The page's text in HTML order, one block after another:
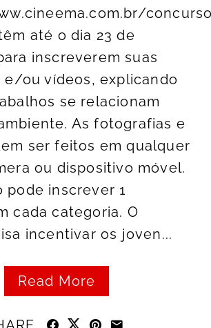
até o dia 23 de
inscreverem suas
ou vídeos, explicando
se relacionam
As fotografias e
ser feitos em qualquer
ou dispositivo móvel.
pode inscrever 1
cada categoria. O
incentivar os joven...
Read More